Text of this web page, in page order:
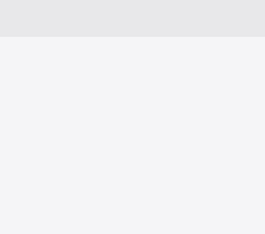
フォームデスクトップからのプッ